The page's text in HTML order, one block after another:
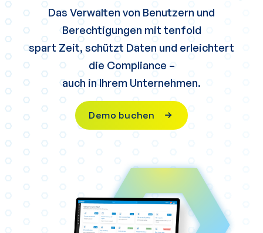
Das Verwalten von Benutzern und
Berechtigungen mit tenfold
spart Zeit, schützt Daten und erleichtert
die Compliance –
auch in Ihrem Unternehmen.
Demo buchen